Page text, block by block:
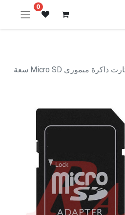
0
Micro SD Card 64GB كارت ذاكرة ميموري Micro SD سعة